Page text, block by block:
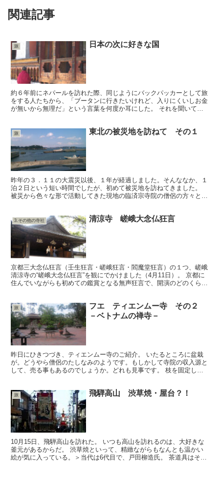
関連記事
旅 日本の次に好きな国
約６年前にネパールを訪れた際、同じようにバックパッカーとして旅
をする人たちから、「ブータンに行きたいけれど、入りにくいしお金
が無いから無理だ」という言葉を何度か耳にした。 それを聞いてか
旅 東北の被災地を訪ねて その１
昨年の３．１１の大震災以後、１年が経過しました。そんななか、１
泊２日という短い時間でしたが、初めて被災地を訪ねてきました。
被災から色々な形で活動してきた現地の臨済宗寺院の僧侶の方々と会
3.その他の寺社 清涼寺 嵯峨大念仏狂言
京都三大念仏狂言（壬生狂言・嵯峨狂言・閻魔堂狂言）の１つ、嵯峨
清涼寺の“嵯峨大念仏狂言”を観にでかけました（4月11日）。 京都に
住んでいながらも初めての鑑賞となる無声狂言で、開演のどのくらい
旅
フエ ティエンムー寺 その２
－ベトナムの禅寺－
昨日にひきつづき、ティエンムー寺のご紹介。 いたるところに盆栽
が。どうやら僧侶のたしなみのようです。もしかして寺院の収入源と
して、売る事もあるのでしょうか。どれも見事です。 枝を固定し
旅 飛騨高山 渋草焼・屋台？！
10月15日、飛騨高山を訪れた。 いつも高山を訪れるのは、大好きな
釜元があるからだ。 渋草焼といって、精緻ながらもなんとも温かい
絵が気に入っている。＞当代は6代目で、戸田柳造氏。 茶道具はそれ